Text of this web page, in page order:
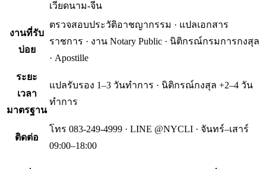
เวียดนาม-จีน
งานที่รับ
บ่อย
ตรวจสอบประวัติอาชญากรรม · แปลเอกสาร
ราชการ · งาน Notary Public · นิติกรณ์กรมการกงสุล
· Apostille
ระยะ
เวลา
มาตรฐาน
แปลรับรอง 1–3 วันทำการ · นิติกรณ์กงสุล +2–4 วัน
ทำการ
ติดต่อ
โทร 083-249-4999 · LINE @NYCLI · จันทร์–เสาร์
09:00–18:00